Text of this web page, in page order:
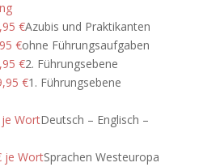
€Azubis und Praktikanten
€ohne Führungsaufgaben
€2. Führungsebene
€1. Führungsebene
WortDeutsch – Englisch –
je WortSprachen Westeuropa